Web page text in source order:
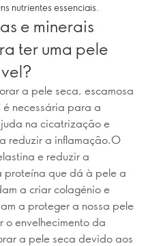
nutrientes essenciais.
e minerais
ter uma pele
a pele seca, escamosa
necessária para a
na cicatrização e
reduzir a inflamação.O
e reduzir a
proteína que dá à pele a
a criar colagénio e
a proteger a nossa pele
o envelhecimento da
a pele seca devido aos